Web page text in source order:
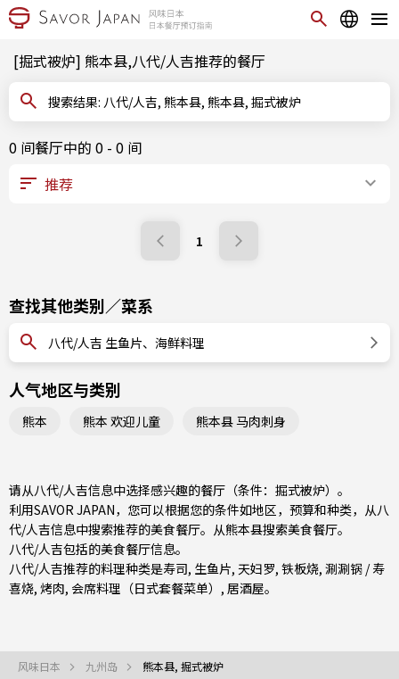
[掘式被炉] 熊本县,八代/人吉推荐的餐厅
搜索结果: 八代/人吉, 熊本县, 熊本县, 掘式被炉
0 间餐厅中的 0 - 0 间
1
查找其他类别／菜系
八代/人吉 生鱼片、海鲜料理
人气地区与类别
熊本 熊本 欢迎儿童 熊本县 马肉刺身
请从八代/人吉信息中选择感兴趣的餐厅（条件：掘式被炉）。
利用SAVOR JAPAN，您可以根据您的条件如地区，预算和种类，从八
代/人吉信息中搜索推荐的美食餐厅。从熊本县搜索美食餐厅。
八代/人吉包括的美食餐厅信息。
八代/人吉推荐的料理种类是寿司, 生鱼片, 天妇罗, 铁板烧, 涮涮锅 / 寿
喜烧, 烤肉, 会席料理（日式套餐菜单） , 居酒屋。
风味日本 九州岛 熊本县, 掘式被炉